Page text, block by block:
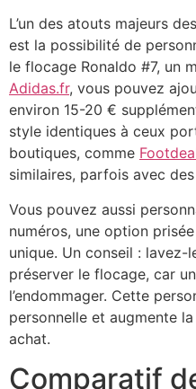
L’un des atouts majeurs
est la possibilité de
le flocage Ronaldo #7, un
Adidas.fr, vous pouvez
environ 15-20 €
style identiques à ceux
boutiques, comme
similaires, parfois avec
Vous pouvez aussi
numéros, une option
unique. Un conseil : lavez-
préserver le flocage, car
l’endommager. Cette
personnelle et augmente
achat.
Comparatif